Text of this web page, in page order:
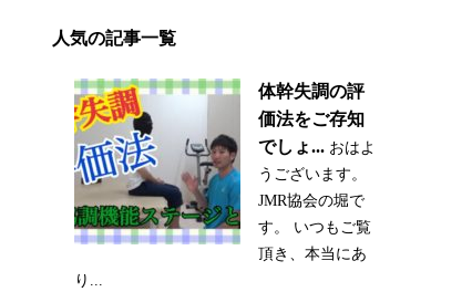
人気の記事一覧
体幹失調の評
価法をご存知
でしょ... おはよ
うございます。
JMR協会の堀で
す。 いつもご覧
頂き、本当にあ
り...